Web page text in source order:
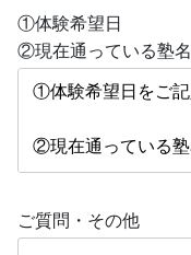
①体験希望日
②現在通っている塾名
ご質問・その他